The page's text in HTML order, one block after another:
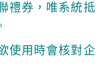
禮券，唯系統抵
使用時會核對企